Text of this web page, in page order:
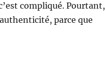
compliqué. Pourtant,
parce que